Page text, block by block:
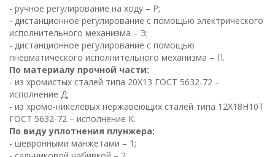
- ручное регулирование на ходу – Р;
- дистанционное регулирование с помощью электрического
исполнительного механизма – Э;
- дистанционное регулирование с помощью
пневматического исполнительного механизма – П.
По материалу прочной части:
- из хромистых сталей типа 20Х13 ГОСТ 5632-72 –
исполнение Д;
- из хромо-никелевых нержавеющих сталей типа 12Х18Н10Т
ГОСТ 5632-72 – исполнение К.
По виду уплотнения плунжера:
- шевронными манжетами – 1;